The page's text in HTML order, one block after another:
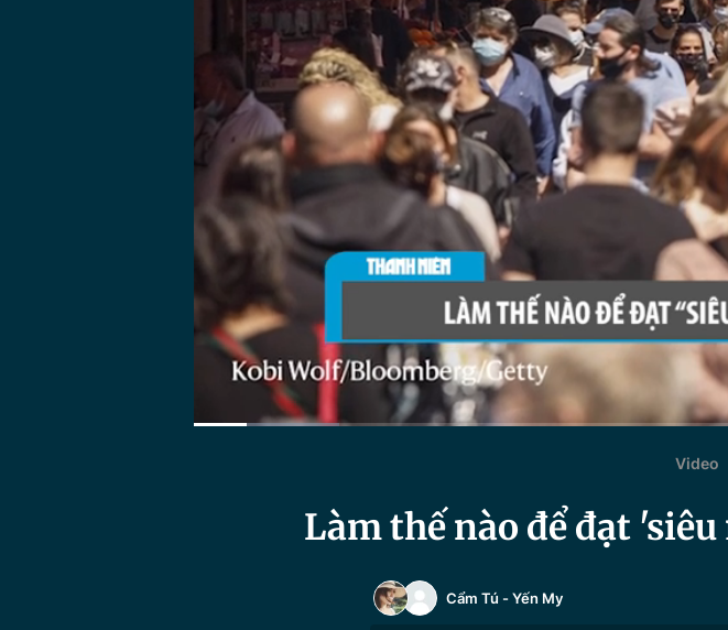
Video
Làm thế nào để đạt
Cẩm Tú -Yến My